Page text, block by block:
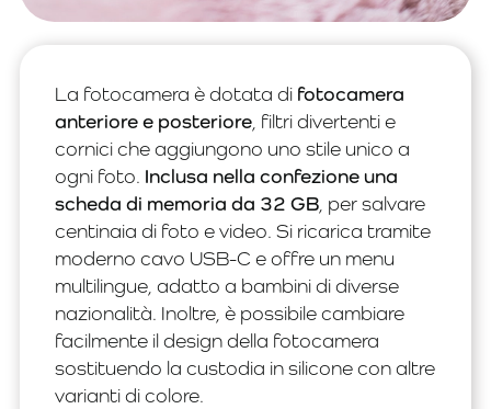
La fotocamera è dotata di fotocamera
anteriore e posteriore , filtri divertenti e
cornici che aggiungono uno stile unico a
ogni foto. Inclusa nella confezione una
scheda di memoria da 32 GB , per salvare
centinaia di foto e video. Si ricarica tramite
moderno cavo USB-C e offre un menu
multilingue, adatto a bambini di diverse
nazionalità. Inoltre, è possibile cambiare
facilmente il design della fotocamera
sostituendo la custodia in silicone con altre
varianti di colore.